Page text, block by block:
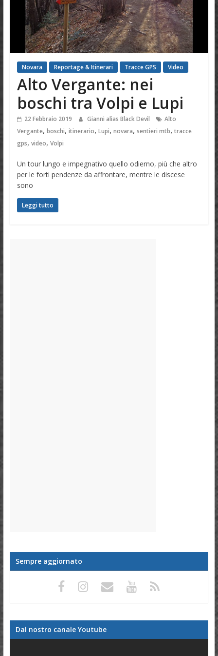
Novara Reportage & Itinerari Tracce GPS Video
Alto Vergante: nei
boschi tra Volpi e Lupi
22 Febbraio 2019 Gianni alias Black Devil
Alto
Vergante, boschi, itinerario, Lupi, novara, sentieri mtb, tracce
gps, video, Volpi
Un tour lungo e impegnativo quello odierno, più che altro
per le forti pendenze da affrontare, mentre le discese
sono
Leggi tutto
Sempre aggiornato
Dal nostro canale Youtube